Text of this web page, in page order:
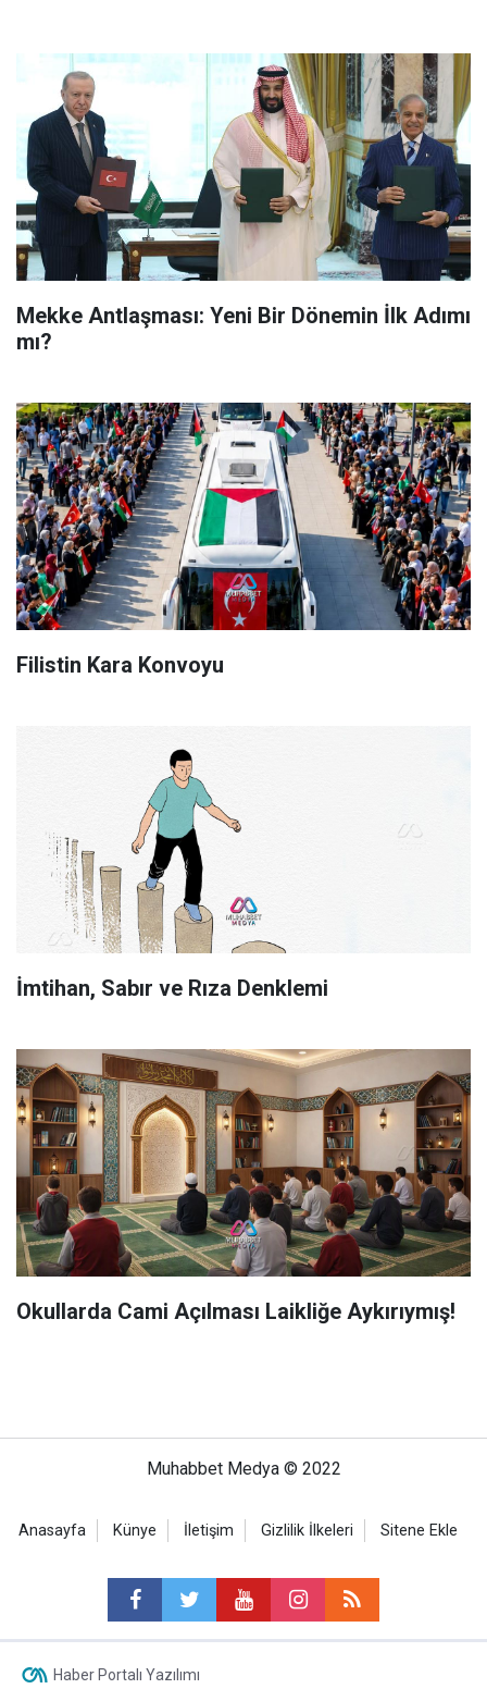
Mekke Antlaşması: Yeni Bir Dönemin İlk Adımı
mı?
Filistin Kara Konvoyu
İmtihan, Sabır ve Rıza Denklemi
Okullarda Cami Açılması Laikliğe Aykırıymış!
Muhabbet Medya © 2022
Anasayfa Künye İletişim Gizlilik İlkeleri Sitene Ekle
Haber Portalı Yazılımı